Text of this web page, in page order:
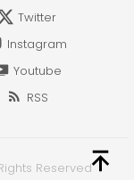
Twitter
Instagram
Youtube
RSS
Reserved